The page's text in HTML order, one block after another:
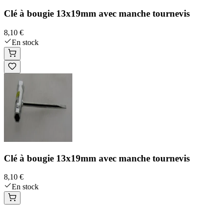
Clé à bougie 13x19mm avec manche tournevis
8,10 €
En stock
Clé à bougie 13x19mm avec manche tournevis
8,10 €
En stock